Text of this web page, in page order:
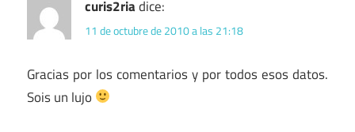
curis2riadice:
11 de octubre de 2010 a las 21:18
Gracias por los comentarios y por todos esos datos.
Sois un lujo